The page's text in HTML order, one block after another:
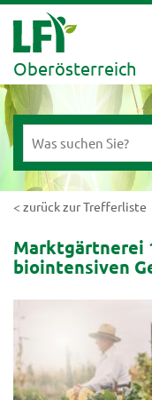
Oberösterreich
< zurück zur Trefferliste
Marktgärtnerei
biointensiven